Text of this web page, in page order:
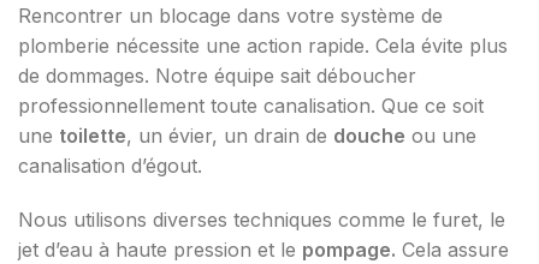
Rencontrer un blocage dans votre système de
plomberie nécessite une action rapide. Cela évite plus
de dommages. Notre équipe sait déboucher
professionnellement toute canalisation. Que ce soit
une toilette, un évier, un drain de douche ou une
canalisation d’égout.
Nous utilisons diverses techniques comme le furet, le
jet d’eau à haute pression et le pompage. Cela assure